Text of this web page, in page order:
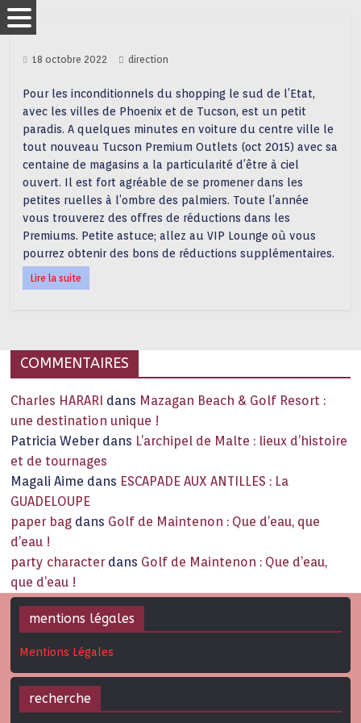
18 octobre 2022 direction
Pour les inconditionnels du shopping le sud de l’Etat,
avec les villes de Phoenix et de Tucson, est un petit
paradis. A quelques minutes en voiture du centre ville le
tout nouveau Tucson Premium Outlets (oct 2015) avec sa
centaine de magasins a la particularité d’être à ciel
ouvert. Il est fort agréable de se promener dans les
petites ruelles à l’ombre des palmiers. Toute l’année
vous trouverez des offres de réductions dans les
Premiums. Petite astuce; allez au VIP Lounge où vous
pourrez obtenir des bons de réductions supplémentaires.
Lire la suite
COMMENTAIRES
Charles HARARI dans Mazagan Beach & Golf Resort :
une destination unique !
Patricia Weber dans L’archipel de Malte : lieux d’histoire
et de tournages
Magali Aime dans ESCAPADE AUX ANTILLES : La
GUADELOUPE
paper bag dans Golf de Maintenon : Que d’eau, que
d’eau !
party character dans Golf de Maintenon : Que d’eau,
que d’eau !
mentions légales
Mentions Légales
recherche